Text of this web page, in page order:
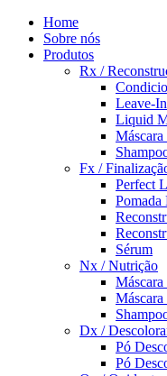
Home
Sobre nós
Produtos
Rx /
Leave-
Liquid
Fx /
Perfect
Pomada
Sérum
Nx / Nutrição
Dx /
Pó
Pó